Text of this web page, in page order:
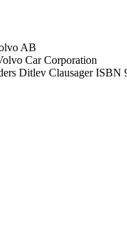
AB
Car Corporation
Ditlev Clausager ISBN